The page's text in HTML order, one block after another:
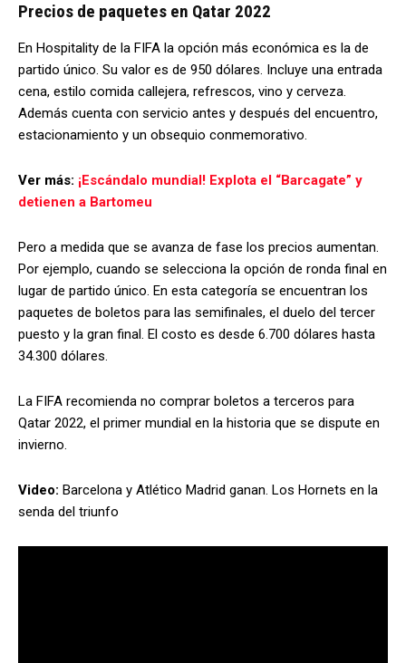
Precios de paquetes en Qatar 2022
En Hospitality de la FIFA la opción más económica es la de
partido único. Su valor es de 950 dólares. Incluye una entrada
cena, estilo comida callejera, refrescos, vino y cerveza.
Además cuenta con servicio antes y después del encuentro,
estacionamiento y un obsequio conmemorativo.
Ver más: ¡Escándalo mundial! Explota el “Barcagate” y
detienen a Bartomeu
Pero a medida que se avanza de fase los precios aumentan.
Por ejemplo, cuando se selecciona la opción de ronda final en
lugar de partido único. En esta categoría se encuentran los
paquetes de boletos para las semifinales, el duelo del tercer
puesto y la gran final. El costo es desde 6.700 dólares hasta
34.300 dólares.
La FIFA recomienda no comprar boletos a terceros para
Qatar 2022, el primer mundial en la historia que se dispute en
invierno.
Video: Barcelona y Atlético Madrid ganan. Los Hornets en la
senda del triunfo